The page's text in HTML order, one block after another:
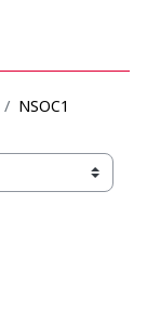
NSOC1